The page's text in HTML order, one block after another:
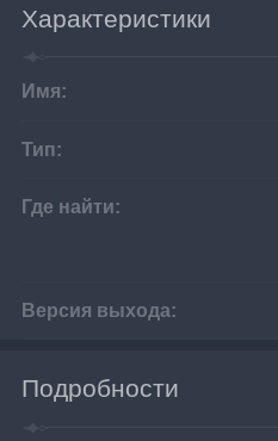
Характеристики
Имя:
Тип:
Где найти:
Версия выхода:
Подробности